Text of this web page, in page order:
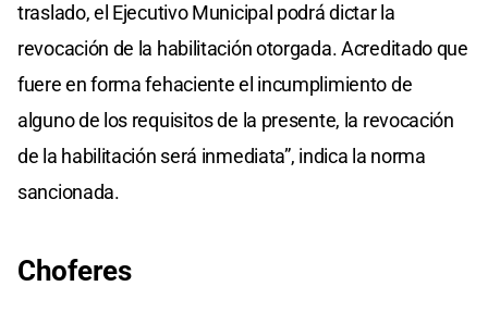
traslado, el Ejecutivo Municipal podrá dictar la
revocación de la habilitación otorgada. Acreditado que
fuere en forma fehaciente el incumplimiento de
alguno de los requisitos de la presente, la revocación
de la habilitación será inmediata”, indica la norma
sancionada.
Choferes